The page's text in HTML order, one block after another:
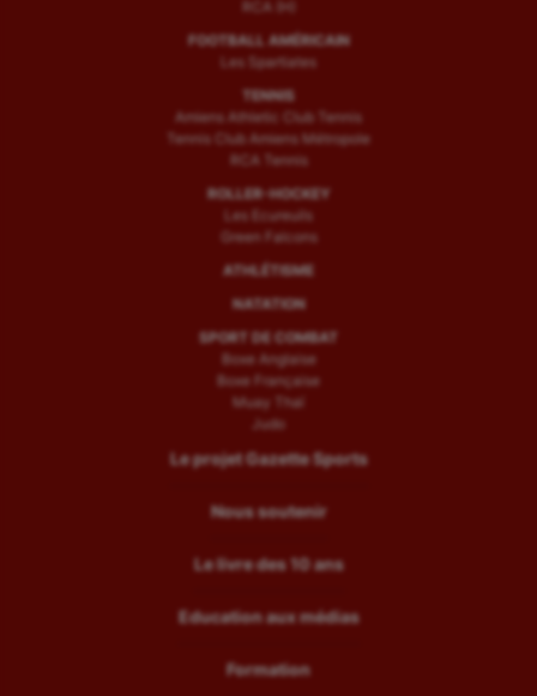
RCA (H)
FOOTBALL AMÉRICAIN
Les Spartiates
TENNIS
Amiens Athletic Club Tennis
Tennis Club Amiens Métropole
RCA Tennis
ROLLER-HOCKEY
Les Ecureuils
Green Falcons
ATHLÉTISME
NATATION
SPORT DE COMBAT
Boxe Anglaise
Boxe Française
Muay Thaï
Judo
Le projet Gazette Sports
Nous soutenir
Le livre des 10 ans
Education aux médias
Formation